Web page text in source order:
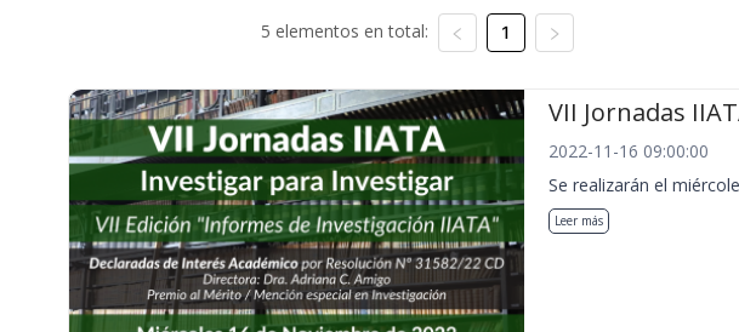
5 elementos en total: 1
VII Jornadas
2022-11-16 09:00:00
Se realizarán el
Leer más